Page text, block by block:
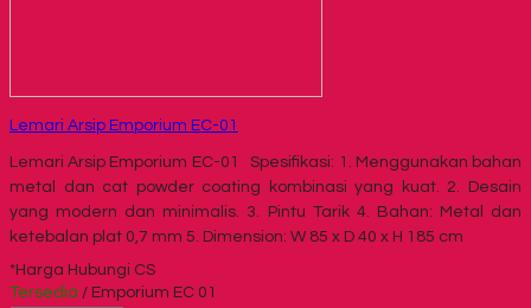
Lemari Arsip Emporium EC-01
Lemari Arsip Emporium EC-01 Spesifikasi: 1. Menggunakan bahan
metal dan cat powder coating kombinasi yang kuat. 2. Desain
yang modern dan minimalis. 3. Pintu Tarik 4. Bahan: Metal dan
ketebalan plat 0,7 mm 5. Dimension: W 85 x D 40 x H 185 cm
*Harga Hubungi CS
Tersedia / Emporium EC 01